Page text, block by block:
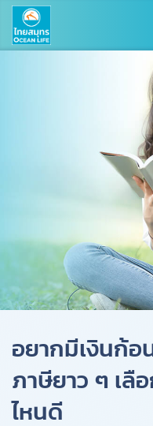
อยากมีเงินก้
ภาษียาว ๆ เลื
ไหนดี